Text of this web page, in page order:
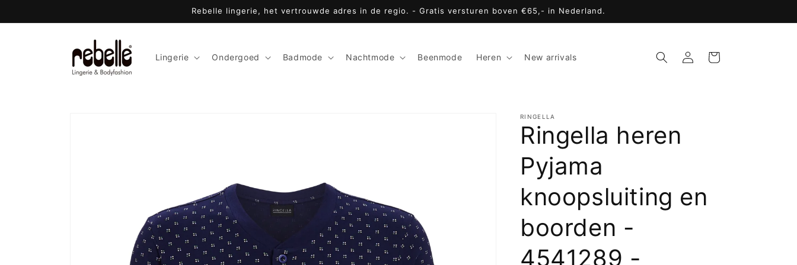
content
Rebelle lingerie, het vertrouwde adres in de regio. - Gratis versturen boven €65,- in Nederland.
Lingerie Ondergoed Badmode Nachtmode Beenmode Heren New arrivals Inloggen
Winkelwagen
RINGELLA
Ringella heren
Pyjama
knoopsluiting en
boorden -
4541289 -